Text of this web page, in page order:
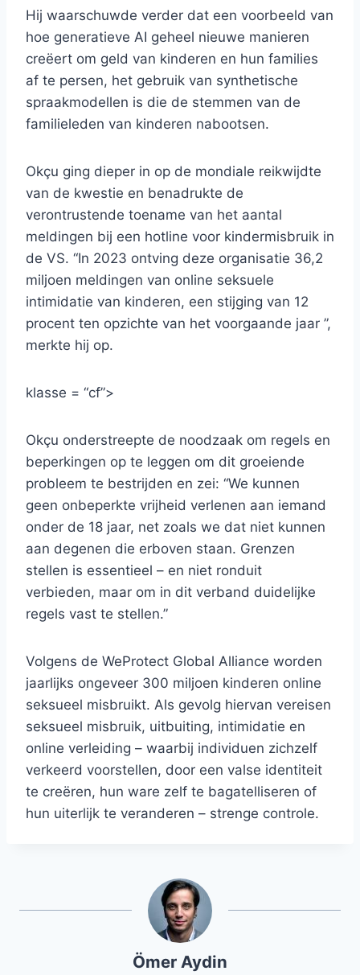
Hij waarschuwde verder dat een voorbeeld van
hoe generatieve AI geheel nieuwe manieren
creëert om geld van kinderen en hun families
af te persen, het gebruik van synthetische
spraakmodellen is die de stemmen van de
familieleden van kinderen nabootsen.
Okçu ging dieper in op de mondiale reikwijdte
van de kwestie en benadrukte de
verontrustende toename van het aantal
meldingen bij een hotline voor kindermisbruik in
de VS. “In 2023 ontving deze organisatie 36,2
miljoen meldingen van online seksuele
intimidatie van kinderen, een stijging van 12
procent ten opzichte van het voorgaande jaar ”,
merkte hij op.
klasse = “cf”>
Okçu onderstreepte de noodzaak om regels en
beperkingen op te leggen om dit groeiende
probleem te bestrijden en zei: “We kunnen
geen onbeperkte vrijheid verlenen aan iemand
onder de 18 jaar, net zoals we dat niet kunnen
aan degenen die erboven staan. Grenzen
stellen is essentieel – en niet ronduit
verbieden, maar om in dit verband duidelijke
regels vast te stellen.”
Volgens de WeProtect Global Alliance worden
jaarlijks ongeveer 300 miljoen kinderen online
seksueel misbruikt. Als gevolg hiervan vereisen
seksueel misbruik, uitbuiting, intimidatie en
online verleiding – waarbij individuen zichzelf
verkeerd voorstellen, door een valse identiteit
te creëren, hun ware zelf te bagatelliseren of
hun uiterlijk te veranderen – strenge controle.
Ömer Aydin